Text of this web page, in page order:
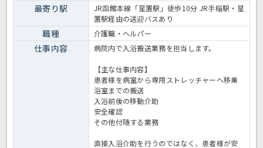
最寄り駅
JR函館本線「星置駅」徒歩10分 JR手稲駅・星
置駅経由の送迎バスあり
職種 介護職・ヘルパー
仕事内容 病院内で入浴搬送業務を担当します。
【主な仕事内容】
患者様を病室から専用ストレッチャーへ移乗
浴室までの搬送
入浴前後の移動介助
安全確認
その他付随する業務
直接入浴介助を行うのではなく、患者様が安